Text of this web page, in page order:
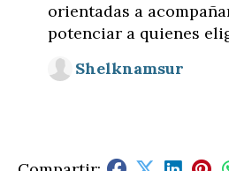
orientadas a
potenciar a quienes
Shelknamsur